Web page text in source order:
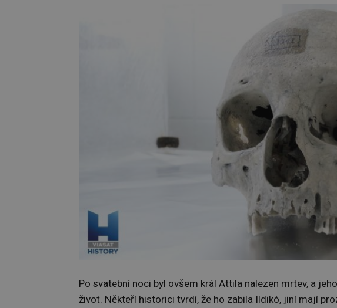
Po svatební noci byl ovšem král Attila nalezen mrtev, a
život. Někteří historici tvrdí, že ho zabila Ildikó, jiní mají